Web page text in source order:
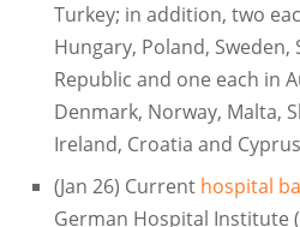
Turkey; in addition, two
Hungary, Poland, Sweden,
Republic and one each in
Denmark, Norway, Malta,
Ireland, Croatia and
(Jan 26) Current hospital
German Hospital Institute